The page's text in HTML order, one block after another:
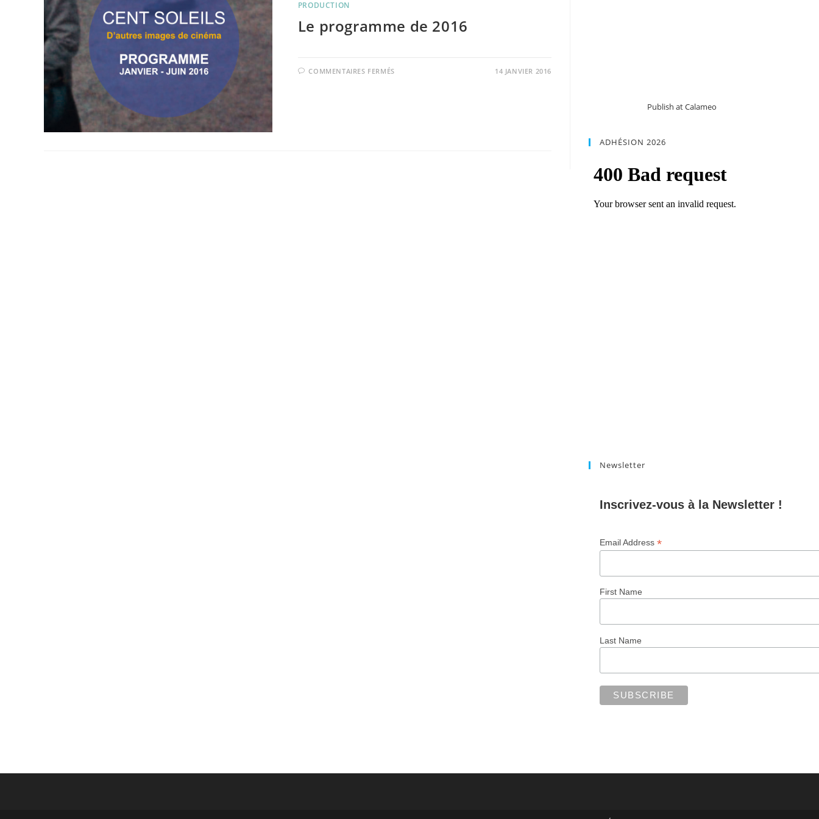
PRODUCTION
Le programme de 2016
COMMENTAIRES FERMÉSSUR 14 JANVIER 2016
Publish at Calameo
ADHÉSION 2026
Newsletter
Inscrivez-vous à la Newsletter !
Email Address *
First Name
Last Name